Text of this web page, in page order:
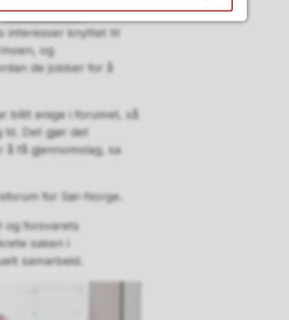
Forsvarsforum
interesser knyttet til
og
de jobber for å
blitt enige i forumet, så
til. Det gjør det
få gjennomslag, sa
for Sør-Norge.
og forsvarets
saken i
samarbeid.